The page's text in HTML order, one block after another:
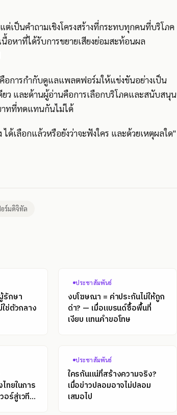
ต่เป็นคำถามเชิงโครงสร้างที่กระทบทุกคนที่บริโภค
หาที่ได้รับการขยายเสียงย่อมสะท้อนผล
อการกำกับดูแลแพลตฟอร์มให้แข่งขันอย่างเป็น
ยว และด้านผู้อ่านคือการเลือกบริโภคและสนับสนุน
าทที่ทดแทนกันไม่ได้
ด้เลือกแล้วหรือยังว่าจะฟังใคร และด้วยเหตุผลใด"
ร์มดิจิทัล
รักษา
ช่ตัวกลาง
ประชาสัมพันธ์
งบโฆษณา = ค่าประกันไม่ให้ถูก
ด่า? — เมื่อแบรนด์ซื้อพื้นที่
เงียบ แทนคำขอโทษ
ทยในการ
ร์สู่เวที
ประชาสัมพันธ์
ใครกันแน่ที่สร้างความจริง?
เมื่อข่าวปลอมอาจไม่ปลอม
เสมอไป